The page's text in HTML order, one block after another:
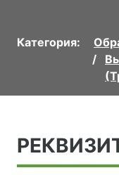
Категория: